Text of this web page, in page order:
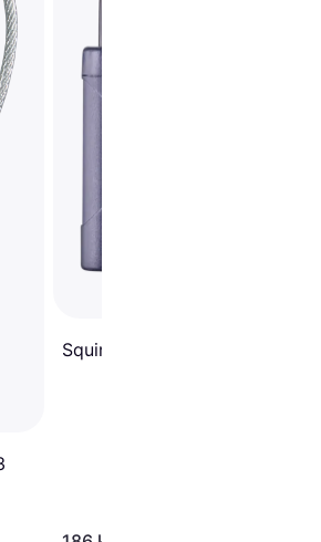
Squire CP40 40mm